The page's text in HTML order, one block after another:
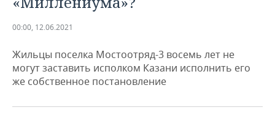
УДМУРТИЯ
НОВОСТИ АНАЛИТИКИ
ДЕКЛАРАЦИИ О ДОХОДАХ
КОРОЛИ ГОСЗАКАЗА ПФО
ВУЗЫ ТАТАРСТАНА
ЭКОНОМИКА
НОВОСТИ ЭКОНОМИКИ
ФИНАНСЫ
БАНКИ
ПРОМЫШЛЕННОСТЬ
НОВОСТИ
ПРОМЫШЛЕННОСТИ
НЕДВИЖИМОСТЬ
НОВОСТИ НЕДВИЖИМОСТИ
АВТО
00:00, 12.06.2021
Жильцы поселка Мостоотряд-3 восемь лет не
могут заставить исполком Казани исполнить его
же собственное постановление